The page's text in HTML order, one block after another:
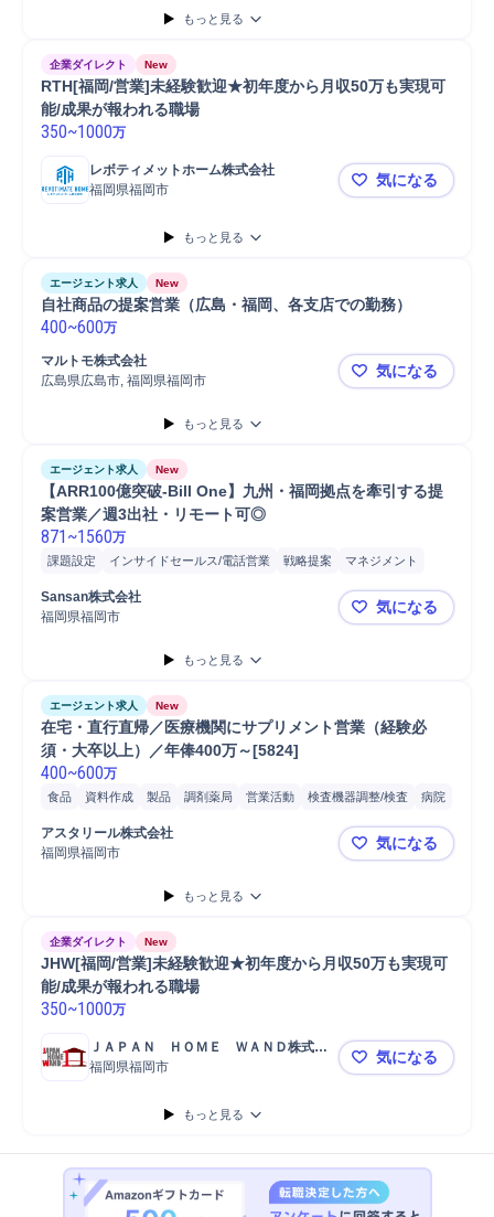
もっと見る
企業ダイレクト New
RTH[福岡/営業]未経験歓迎★初年度から月収50万も実現可
能/成果が報われる職場
350~1000万
レボティメットホーム株式会社
福岡県福岡市
RTH[福岡/
気になる
もっと見る
エージェント求人 New
自社商品の提案営業（広島・福岡、各支店での勤務）
400~600万
マルトモ株式会社
広島県広島市, 福岡県福岡市
自社商品の
気になる
もっと見る
エージェント求人 New
【ARR100億突破-Bill One】九州・福岡拠点を牽引する提
案営業／週3出社・リモート可◎
871 ~1560万
課題設定 インサイドセールス/電話営業 戦略提案
マネジメント
プロダクト開発
クロスセル
アップセル 開発
事業推進
コンサルティング業務
新規事業 法人営業
Sansan株式会社
福岡県福岡市
【ARR100
気になる
もっと見る
エージェント求人 New
在宅・直行直帰／医療機関にサプリメント営業（経験必
須・大卒以上）／年俸400万～[5824]
400~600万
食品 資料作成 製品 調剤薬局 営業活動 検査機器調整/検査
病院
アンチエイジング
アスタリール株式会社
福岡県福岡市
在宅・直行
気になる
もっと見る
企業ダイレクト New
JHW[福岡/営業]未経験歓迎★初年度から月収50万も実現可
能/成果が報われる職場
350~1000万
ＪＡＰＡＮ　ＨＯＭＥ　ＷＡＮＤ株式会
社
福岡県福岡市 JHW[福岡/
気になる
もっと見る